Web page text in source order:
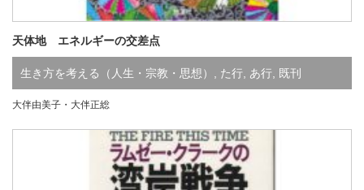
天体地 エネルギーの交差点
生き方を考える（人生・宗教・思想） た行 あ行 既刊
大伴由美子・大伴正総